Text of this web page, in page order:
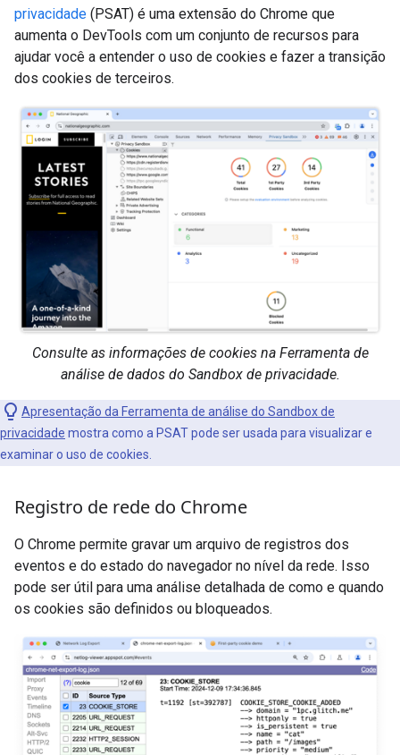
privacidade (PSAT) é uma extensão do Chrome que
aumenta o DevTools com um conjunto de recursos para
ajudar você a entender o uso de cookies e fazer a transição
dos cookies de terceiros.
Consulte as informações de cookies na Ferramenta de
análise de dados do Sandbox de privacidade.
Apresentação da Ferramenta de análise do Sandbox de
privacidade mostra como a PSAT pode ser usada para visualizar e
examinar o uso de cookies.
Registro de rede do Chrome
O Chrome permite gravar um arquivo de registros dos
eventos e do estado do navegador no nível da rede. Isso
pode ser útil para uma análise detalhada de como e quando
os cookies são definidos ou bloqueados.